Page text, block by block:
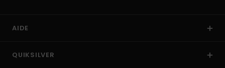
AIDE
QUIKSILVER